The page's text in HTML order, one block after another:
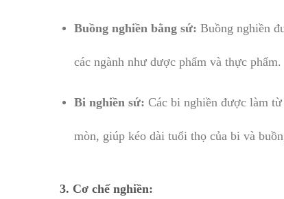
Buồng nghiền bằng sứ: Buồng nghiền
các ngành như dược phẩm và thực phẩm.
Bi nghiền sứ: Các bi nghiền được làm
mòn, giúp kéo dài tuổi thọ của bi và
3. Cơ chế nghiền: